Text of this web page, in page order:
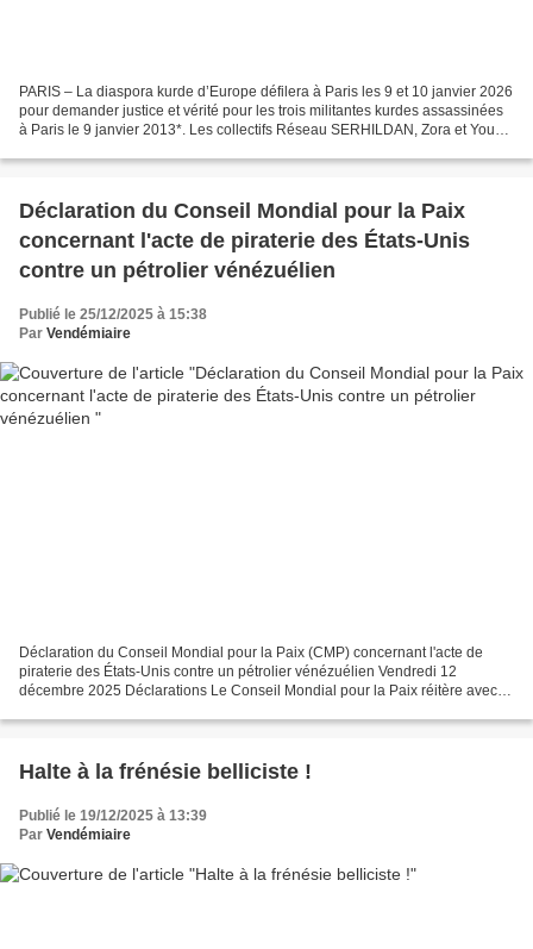
PARIS – La diaspora kurde d’Europe défilera à Paris les 9 et 10 janvier 2026
pour demander justice et vérité pour les trois militantes kurdes assassinées
à Paris le 9 janvier 2013*. Les collectifs Réseau SERHILDAN, Zora et Young
Déclaration du Conseil Mondial pour la Paix
concernant l'acte de piraterie des États-Unis
contre un pétrolier vénézuélien
Publié le 25/12/2025 à 15:38
Par Vendémiaire
Déclaration du Conseil Mondial pour la Paix (CMP) concernant l'acte de
piraterie des États-Unis contre un pétrolier vénézuélien Vendredi 12
décembre 2025 Déclarations Le Conseil Mondial pour la Paix réitère avec la
Halte à la frénésie belliciste !
Publié le 19/12/2025 à 13:39
Par Vendémiaire